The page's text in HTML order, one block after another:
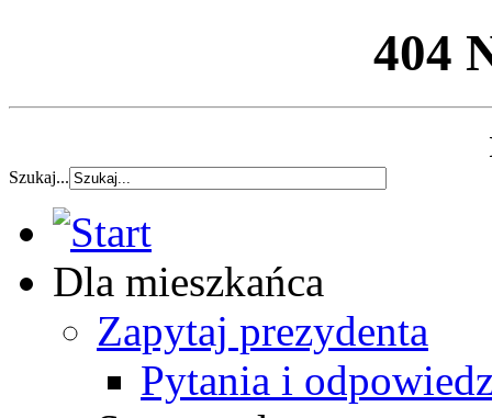
404
Szukaj...
Dla mieszkańca
Zapytaj prezydenta
Pytania i